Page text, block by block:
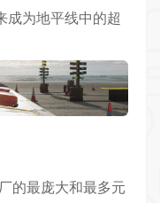
成为地平线中的超
的最庞大和最多元